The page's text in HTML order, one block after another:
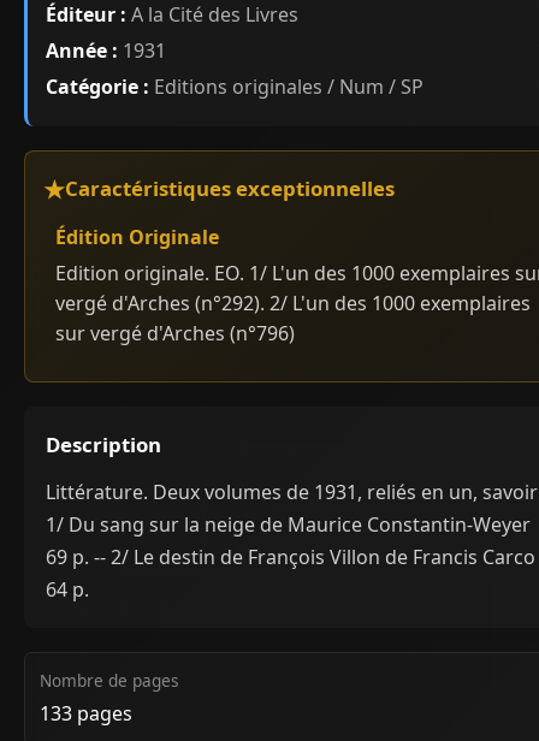
Éditeur : A la Cité des Livres
Année : 1931
Catégorie : Editions originales / Num / SP
Caractéristiques exceptionnelles
Édition Originale
Edition originale. EO. 1/ L'un des 1000 exemplaires
vergé d'Arches (n°292). 2/ L'un des 1000 exemplaires
sur vergé d'Arches (n°796)
Description
Littérature. Deux volumes de 1931, reliés en un,
1/ Du sang sur la neige de Maurice Constantin-Weyer
69 p. -- 2/ Le destin de François Villon de Francis Carco
64 p.
Nombre de pages
133 pages